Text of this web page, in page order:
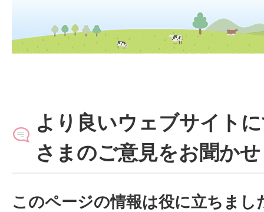
より良いウェブサイト
さまのご意見をお聞か
このページの情報は役に立ちまし